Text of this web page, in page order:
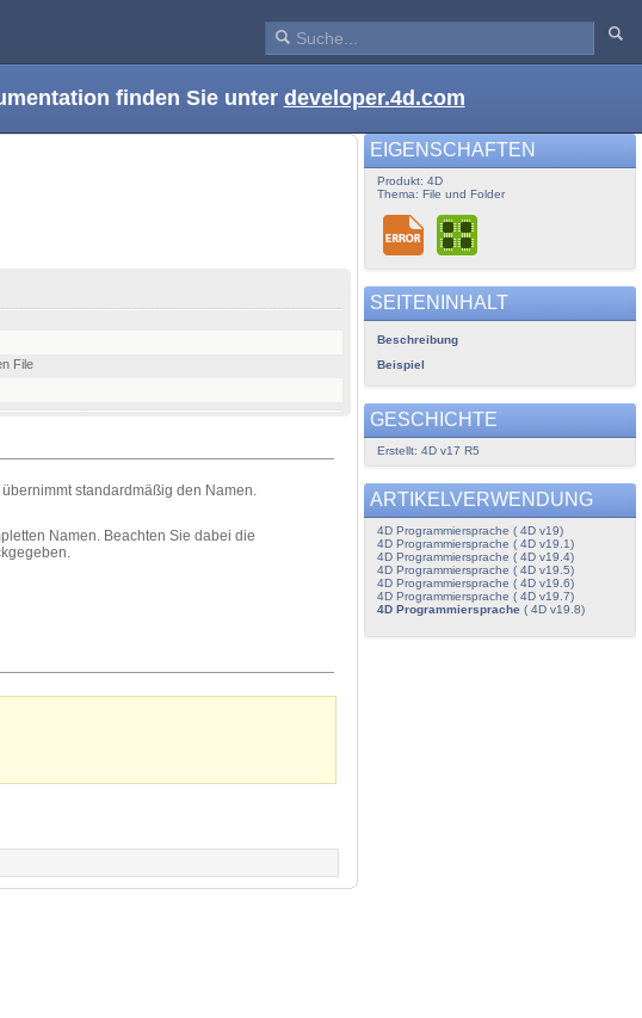
finden Sie unter developer.4d.com
File
standardmäßig den Namen.
Namen. Beachten Sie dabei die
EIGENSCHAFTEN
Produkt: 4D
Thema: File und Folder
SEITENINHALT
Beschreibung
Beispiel
GESCHICHTE
Erstellt: 4D v17 R5
ARTIKELVERWENDUNG
4D Programmiersprache ( 4D v19)
4D Programmiersprache ( 4D v19.1)
4D Programmiersprache ( 4D v19.4)
4D Programmiersprache ( 4D v19.5)
4D Programmiersprache ( 4D v19.6)
4D Programmiersprache ( 4D v19.7)
4D Programmiersprache( 4D v19.8)